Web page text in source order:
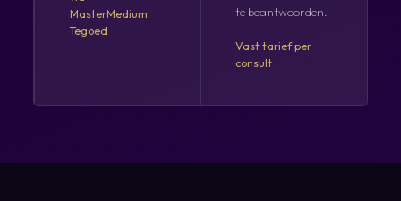
MasterMedium
Tegoed
te beantwoorden.
Vast tarief per
consult